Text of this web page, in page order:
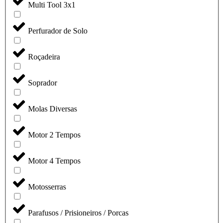
Multi Tool 3x1
Perfurador de Solo
Roçadeira
Soprador
Molas Diversas
Motor 2 Tempos
Motor 4 Tempos
Motosserras
Parafusos / Prisioneiros / Porcas